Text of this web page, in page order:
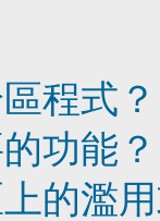
程式？
功能？
的濫